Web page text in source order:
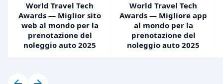
World Travel Tech
Awards — Miglior sito
web al mondo per la
prenotazione del
noleggio auto 2025
World Travel Tech
Awards — Migliore app
al mondo per la
prenotazione del
noleggio auto 2025